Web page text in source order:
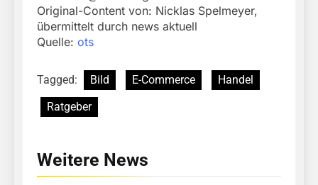
Original-Content von: Nicklas Spelmeyer,
übermittelt durch news aktuell
Quelle: ots
Tagged: Bild E-Commerce
Handel
Ratgeber
Weitere News